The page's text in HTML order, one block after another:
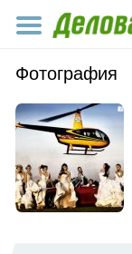
Фотография